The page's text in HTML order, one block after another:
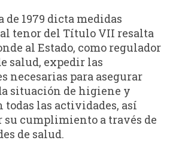
de 1979 dicta medidas
tenor del Título VII resalta
al Estado, como regulador
salud, expedir las
necesarias para asegurar
situación de higiene y
todas las actividades, así
cumplimiento a través de
de salud.